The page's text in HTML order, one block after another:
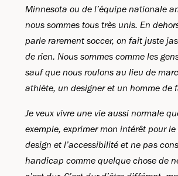
Minnesota ou de l’équipe nationale
nous sommes tous très unis. En
parle rarement soccer, on fait juste
de rien. Nous sommes comme les
sauf que nous roulons au lieu de
athlète, un designer et un homme de
Je veux vivre une vie aussi normale
exemple, exprimer mon intérêt pour
design et l’accessibilité et ne pas
handicap comme quelque chose de